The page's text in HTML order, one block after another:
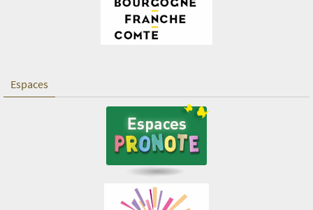
Espaces